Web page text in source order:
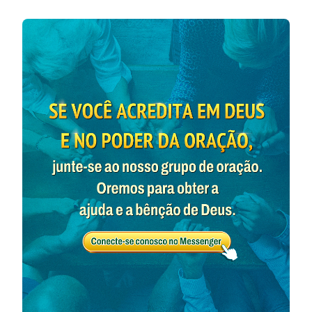
se mostra até o ocidente, assim será também a
vinda do Filho do homem” (Mateus 24:27) . “Porque o
Pai a ninguém julga, mas deu ao Filho todo o
julgamento
(João 5:22)
Quem Me rejeita, e não
recebe as Minhas palavras, já tem quem o julgue; a
palavra que tenho pregado, essa o julgará no
último dia”(João 12:48). “Ainda tenho muito que vos
dizer; mas vós não o podeis suportar agora.
Quando vier, porém, Aquele, o Espírito da verdade,
Ele vos guiará a toda a verdade”(João 16:12-13) . E
aqui está 1 Pedro 4:17: “
Porque já é tempo que
comece o julgamento pela casa de Deus”. Essas
profecias não são perfeitamente claras? O Senhor se
torna carne nos últimos dias como o Filho do homem,
expressando verdades e fazendo obra de julgamento.